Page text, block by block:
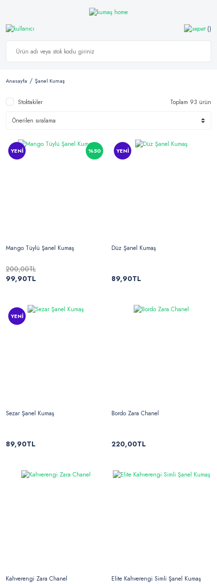
Anasayfa Şanel Kumaş
Stoktakiler Toplam 93 ürün
%50
YENİ
Mango Tüylü Şanel Kumaş
200,00TL
99,90TL
YENİ
Düz Şanel Kumaş
89,90TL
YENİ
Sezar Şanel Kumaş
89,90TL
Bordo Zara Chanel
220,00TL
Kahverengi Zara Chanel Elite Kahverengi Simli Şanel Kumaş